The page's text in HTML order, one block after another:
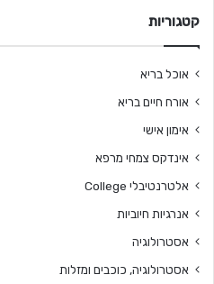
קטגוריות
אוכל בריא
אורח חיים בריא
אימון אישי
אינדקס צמחי מרפא
אלטרנטיבלי College
אנרגיות חיוביות
אסטרולוגיה
אסטרולוגיה, כוכבים ומזלות